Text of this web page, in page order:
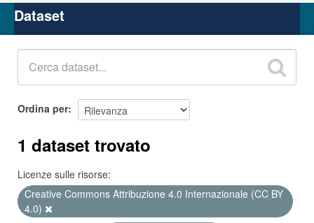
Organizzazioni
Gruppi
Dataset
Ordina per
1 dataset trovato
Licenze sulle risorse:
Creative Commons Attribuzione 4.0 Internazionale (CC BY
4.0)